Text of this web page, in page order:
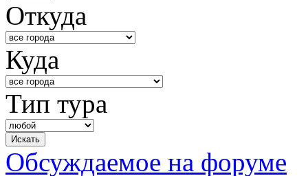
Откуда
Куда
Тип тура
Обсуждаемое на форуме